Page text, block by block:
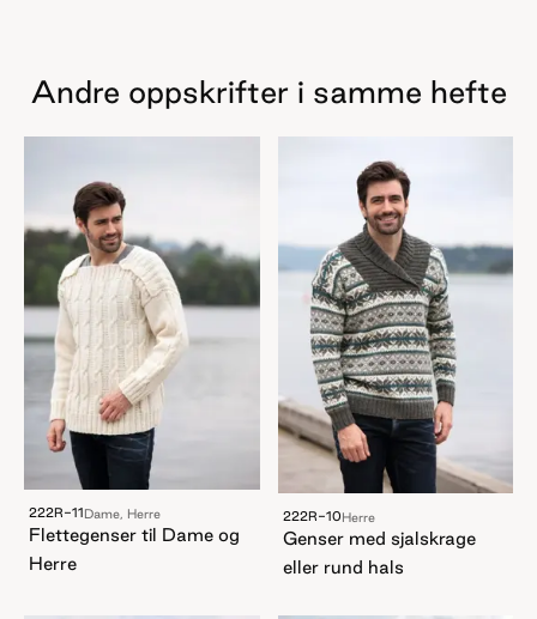
Andre oppskrifter i samme hefte
222R-11Dame, Herre
Flettegenser til Dame og
Herre
222R-10Herre
Genser med sjalskrage
eller rund hals